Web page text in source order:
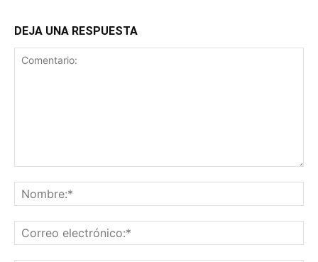
DEJA UNA RESPUESTA